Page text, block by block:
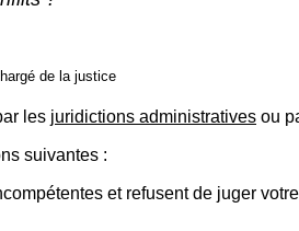
de la justice
les juridictions administratives ou
suivantes :
et refusent de juger